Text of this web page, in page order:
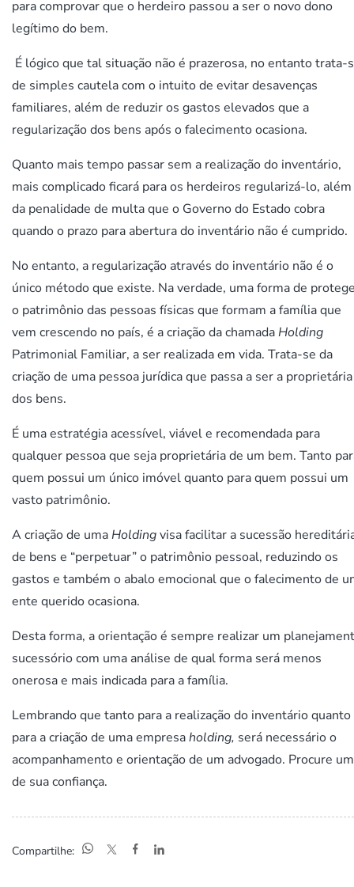
para comprovar que o herdeiro passou a ser o novo dono
legítimo do bem.
É lógico que tal situação não é prazerosa, no entanto trata-
de simples cautela com o intuito de evitar desavenças
familiares, além de reduzir os gastos elevados que a
regularização dos bens após o falecimento ocasiona.
Quanto mais tempo passar sem a realização do inventário,
mais complicado ficará para os herdeiros regularizá-lo, além
da penalidade de multa que o Governo do Estado cobra
quando o prazo para abertura do inventário não é cumprido.
No entanto, a regularização através do inventário não é o
único método que existe. Na verdade, uma forma de
o patrimônio das pessoas físicas que formam a família que
vem crescendo no país, é a criação da chamadaHolding
Patrimonial Familiar, a ser realizada em vida. Trata-se da
criação de uma pessoa jurídica que passa a ser a proprietária
dos bens.
É uma estratégia acessível, viável e recomendada para
qualquer pessoa que seja proprietária de um bem. Tanto
quem possui um único imóvel quanto para quem possui um
vasto patrimônio.
A criação de umaHoldingvisa facilitar a sucessão
de bens e “perpetuar” o patrimônio pessoal, reduzindo os
gastos e também o abalo emocional que o falecimento de
ente querido ocasiona.
Desta forma, a orientação é sempre realizar um
sucessório com uma análise de qual forma será menos
onerosa e mais indicada para a família.
Lembrando que tanto para a realização do inventário quanto
para a criação de uma empresaholding, será necessário o
acompanhamento e orientação de um advogado. Procure um
de sua confiança.
Compartilhe: